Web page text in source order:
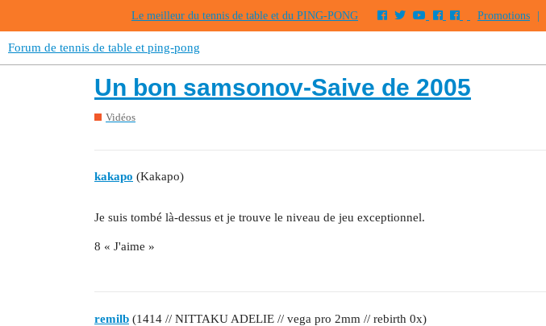
Le meilleur du tennis de table et du PING-PONG Promotions
Forum de tennis de table et ping-pong
Un bon samsonov-Saive de 2005
Vidéos
kakapo (Kakapo)
Je suis tombé là-dessus et je trouve le niveau de jeu exceptionnel.
8 « J'aime »
remilb (1414 // NITTAKU ADELIE // vega pro 2mm // rebirth 0x)